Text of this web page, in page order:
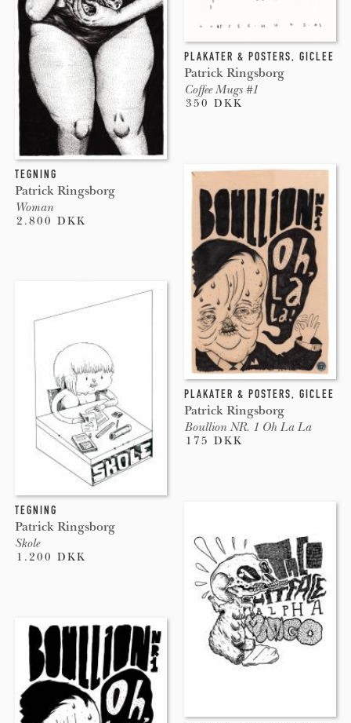
PLAKATER & POSTERS, GICLEE
Patrick Ringsborg
Coffee Mugs #1
350 DKK
TEGNING
Patrick Ringsborg
Woman
2.800 DKK
PLAKATER & POSTERS, GICLEE
Patrick Ringsborg
Boullion NR. 1 Oh La La
175 DKK
TEGNING
Patrick Ringsborg
Skole
1.200 DKK